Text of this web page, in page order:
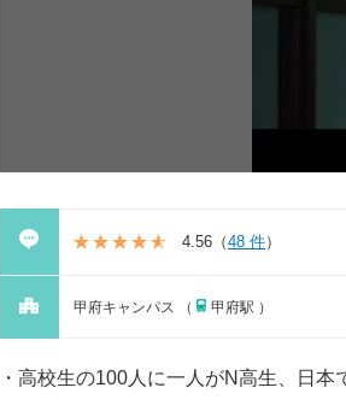
4.56 （48 件）
甲府キャンパス （ 甲府駅 ）
高校生の100人に一人がN高生、日本